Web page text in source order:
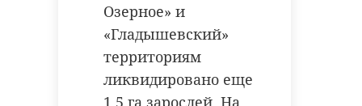
Озерное» и
«Гладышевский»
территориям
ликвидировано еще
1,5 га зарослей. На